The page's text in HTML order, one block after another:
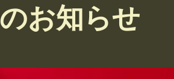
お知らせ